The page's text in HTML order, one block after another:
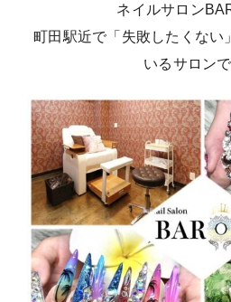
ネイルサロン
町田駅近で「失敗したくない
いるサロンで